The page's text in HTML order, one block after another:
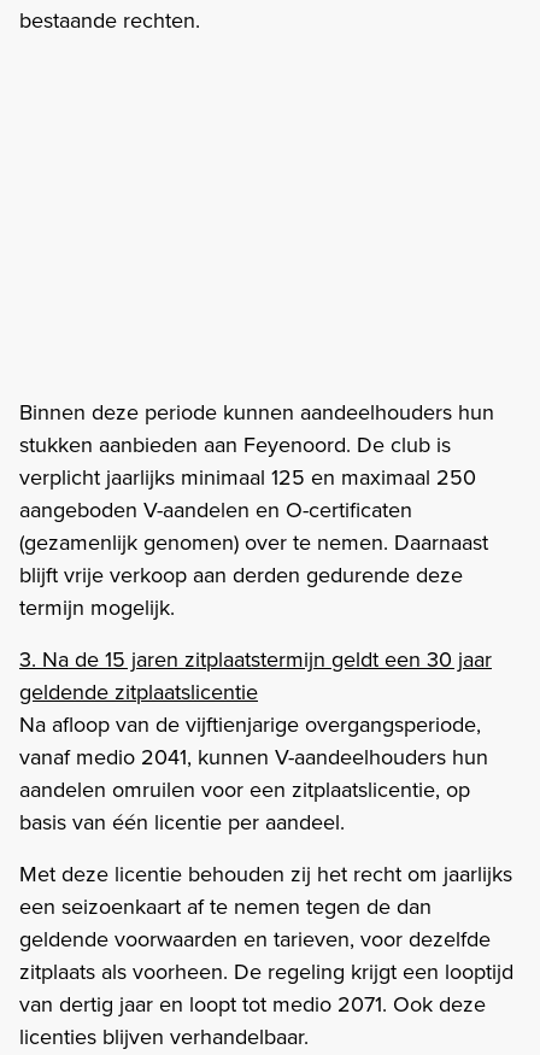
bestaande rechten.
Binnen deze periode kunnen aandeelhouders hun
stukken aanbieden aan Feyenoord. De club is
verplicht jaarlijks minimaal 125 en maximaal 250
aangeboden V-aandelen en O-certificaten
(gezamenlijk genomen) over te nemen. Daarnaast
blijft vrije verkoop aan derden gedurende deze
termijn mogelijk.
3. Na de 15 jaren zitplaatstermijn geldt een 30 jaar
geldende zitplaatslicentie
Na afloop van de vijftienjarige overgangsperiode,
vanaf medio 2041, kunnen V-aandeelhouders hun
aandelen omruilen voor een zitplaatslicentie, op
basis van één licentie per aandeel.
Met deze licentie behouden zij het recht om jaarlijks
een seizoenkaart af te nemen tegen de dan
geldende voorwaarden en tarieven, voor dezelfde
zitplaats als voorheen. De regeling krijgt een looptijd
van dertig jaar en loopt tot medio 2071. Ook deze
licenties blijven verhandelbaar.